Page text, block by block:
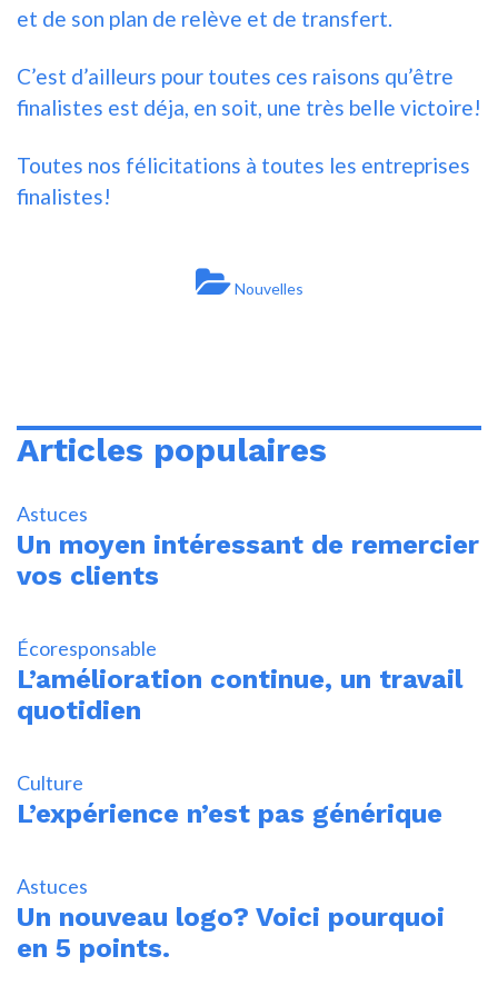
et de son plan de relève et de transfert.
C’est d’ailleurs pour toutes ces raisons qu’être
finalistes est déja, en soit, une très belle victoire!
Toutes nos félicitations à toutes les entreprises
finalistes!
Nouvelles
Articles populaires
Astuces
Un moyen intéressant de remercier
vos clients
Écoresponsable
L’amélioration continue, un travail
quotidien
Culture
L’expérience n’est pas générique
Astuces
Un nouveau logo? Voici pourquoi
en 5 points.